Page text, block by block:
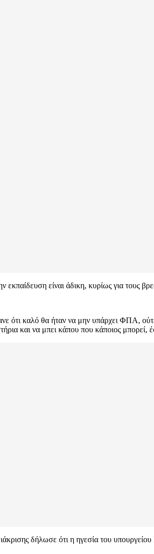
είναι άδικη, κυρίως για τους
ότι καλό θα ήταν να μην υπάρχει ΦΠΑ,
και να μπει κάπου που κάποιος μπορεί,
δήλωσε ότι η ηγεσία του